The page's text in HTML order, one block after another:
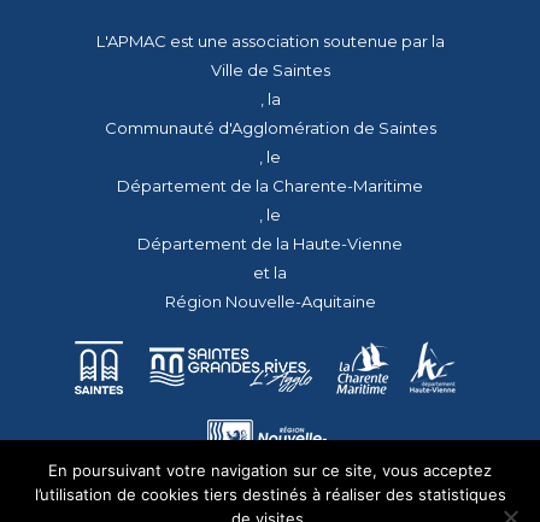
L'APMAC est une association soutenue par la
Ville de Saintes
, la
Communauté d'Agglomération de Saintes
, le
Département de la Charente-Maritime
, le
Département de la Haute-Vienne
et la
Région Nouvelle-Aquitaine
En poursuivant votre navigation sur ce site, vous acceptez
l’utilisation de cookies tiers destinés à réaliser des statistiques